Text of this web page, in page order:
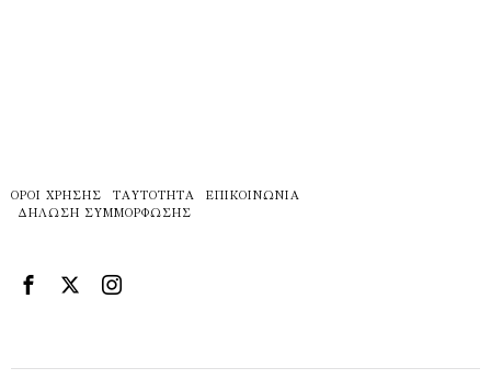
ΌΡΟΙ ΧΡΉΣΗΣ ΤΑΥΤΌΤΗΤΑ
ΕΠΙΚΟΙΝΩΝΊΑ
ΔΉΛΩΣΗ ΣΥΜΜΌΡΦΩΣΗΣ